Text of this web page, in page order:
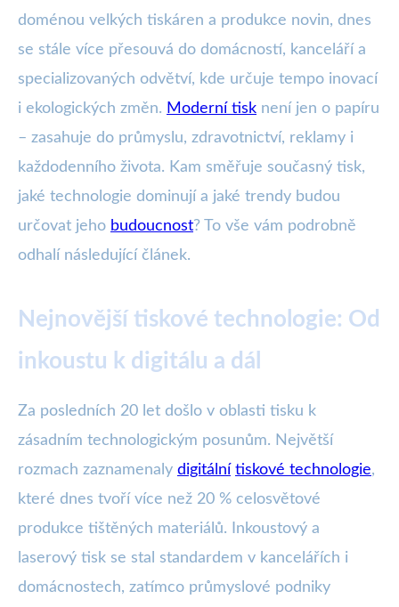
doménou velkých tiskáren a produkce novin, dnes
se stále více přesouvá do domácností, kanceláří a
specializovaných odvětví, kde určuje tempo inovací
i ekologických změn. Moderní tisk není jen o papíru
– zasahuje do průmyslu, zdravotnictví, reklamy i
každodenního života. Kam směřuje současný tisk,
jaké technologie dominují a jaké trendy budou
určovat jeho budoucnost? To vše vám podrobně
odhalí následující článek.
Nejnovější tiskové technologie: Od
inkoustu k digitálu a dál
Za posledních 20 let došlo v oblasti tisku k
zásadním technologickým posunům. Největší
rozmach zaznamenaly digitální tiskové technologie,
které dnes tvoří více než 20 % celosvětové
produkce tištěných materiálů. Inkoustový a
laserový tisk se stal standardem v kancelářích i
domácnostech, zatímco průmyslové podniky